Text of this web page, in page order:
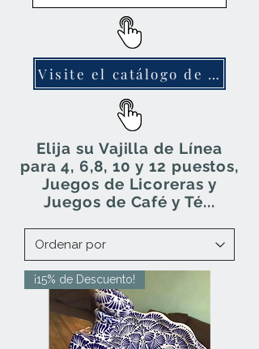
Visite el catálogo de Vajillas
Elija su Vajilla de Línea
para 4, 6,8, 10 y 12 puestos,
Juegos de Licoreras y
Juegos de Café y Té...
¡15% de Descuento!